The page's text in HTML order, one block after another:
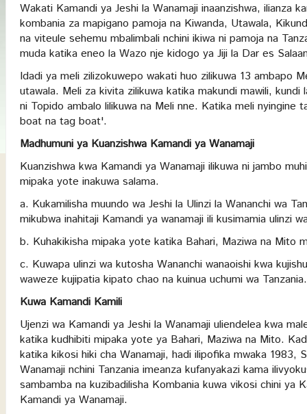
Wakati Kamandi ya Jeshi la Wanamaji inaanzishwa, ilianza
kombania za mapigano pamoja na Kiwanda, Utawala,
na viteule sehemu mbalimbali nchini ikiwa ni pamoja na
muda katika eneo la Wazo nje kidogo ya Jiji la Dar es
Idadi ya meli zilizokuwepo wakati huo zilikuwa 13 ambapo
utawala. Meli za kivita zilikuwa katika makundi mawili,
ni Topido ambalo lilikuwa na Meli nne. Katika meli nyingine
boat na tag boat'.
Madhumuni ya Kuanzishwa Kamandi ya Wanamaji
Kuanzishwa kwa Kamandi ya Wanamaji ilikuwa ni jambo
mipaka yote inakuwa salama.
a. Kukamilisha muundo wa Jeshi la Ulinzi la Wananchi wa
mikubwa inahitaji Kamandi ya wanamaji ili kusimamia ulinzi
b. Kuhakikisha mipaka yote katika Bahari, Maziwa na Mito
c. Kuwapa ulinzi wa kutosha Wananchi wanaoishi kwa
waweze kujipatia kipato chao na kuinua uchumi wa Tanzania.
Kuwa Kamandi Kamili
Ujenzi wa Kamandi ya Jeshi la Wanamaji uliendelea kwa
katika kudhibiti mipaka yote ya Bahari, Maziwa na Mito.
katika kikosi hiki cha Wanamaji, hadi ilipofika mwaka 1983,
Wanamaji nchini Tanzania imeanza kufanyakazi kama
sambamba na kuzibadilisha Kombania kuwa vikosi chini ya
Kamandi ya Wanamaji.